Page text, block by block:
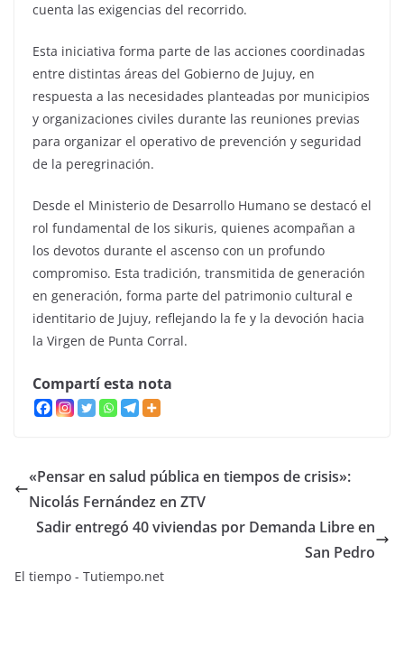
cuenta las exigencias del recorrido.
Esta iniciativa forma parte de las acciones coordinadas
entre distintas áreas del Gobierno de Jujuy, en
respuesta a las necesidades planteadas por municipios
y organizaciones civiles durante las reuniones previas
para organizar el operativo de prevención y seguridad
de la peregrinación.
Desde el Ministerio de Desarrollo Humano se destacó el
rol fundamental de los sikuris, quienes acompañan a
los devotos durante el ascenso con un profundo
compromiso. Esta tradición, transmitida de generación
en generación, forma parte del patrimonio cultural e
identitario de Jujuy, reflejando la fe y la devoción hacia
la Virgen de Punta Corral.
Compartí esta nota
«Pensar en salud pública en tiempos de crisis»:
Nicolás Fernández en ZTV
Sadir entregó 40 viviendas por Demanda Libre en
San Pedro
El tiempo - Tutiempo.net